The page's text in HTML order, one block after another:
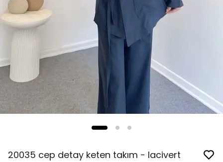
20035 cep detay keten takım - lacivert